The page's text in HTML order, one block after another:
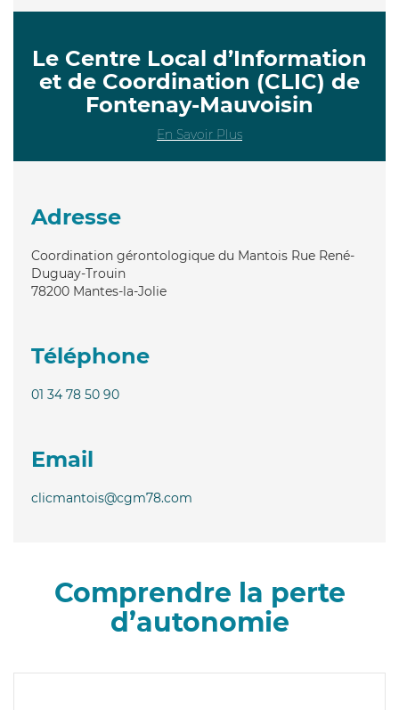
Le Centre Local d’Information
et de Coordination (CLIC) de
Fontenay-Mauvoisin
En Savoir Plus
Adresse
Coordination gérontologique du Mantois Rue René-
Duguay-Trouin
78200 Mantes-la-Jolie
Téléphone
01 34 78 50 90
Email
clicmantois@cgm78.com
Comprendre la perte
d’autonomie